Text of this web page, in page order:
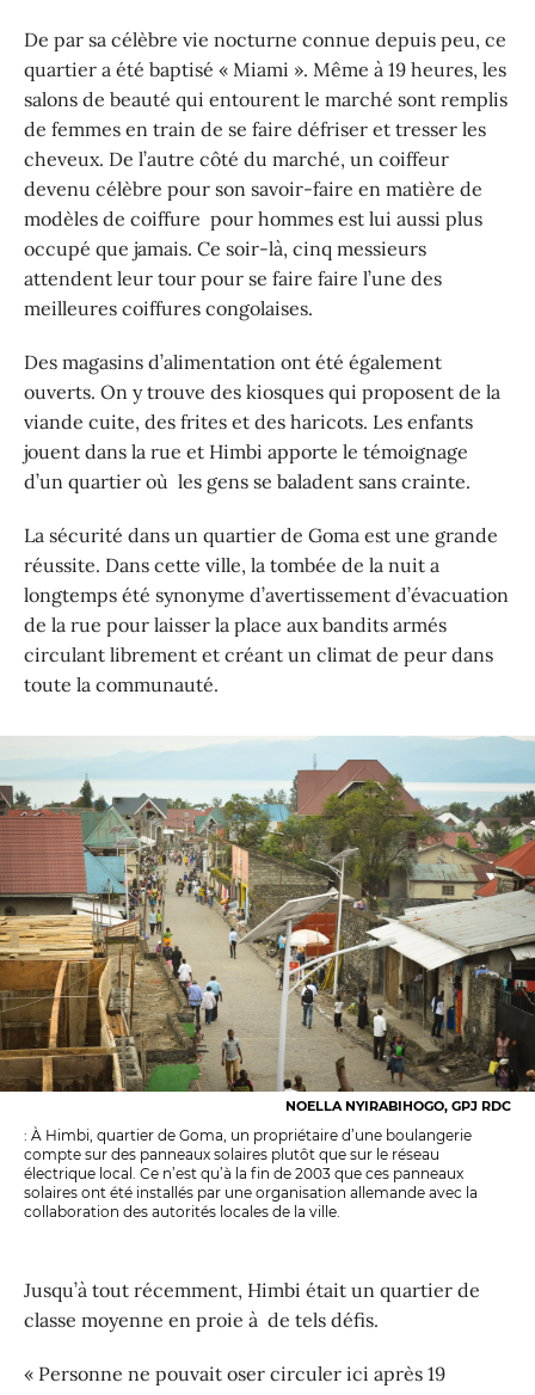
De par sa célèbre vie nocturne connue depuis peu, ce
quartier a été baptisé « Miami ». Même à 19 heures, les
salons de beauté qui entourent le marché sont remplis
de femmes en train de se faire défriser et tresser les
cheveux. De l’autre côté du marché, un coiffeur
devenu célèbre pour son savoir-faire en matière de
modèles de coiffure pour hommes est lui aussi plus
occupé que jamais. Ce soir-là, cinq messieurs
attendent leur tour pour se faire faire l’une des
meilleures coiffures congolaises.
Des magasins d’alimentation ont été également
ouverts. On y trouve des kiosques qui proposent de la
viande cuite, des frites et des haricots. Les enfants
jouent dans la rue et Himbi apporte le témoignage
d’un quartier où les gens se baladent sans crainte.
La sécurité dans un quartier de Goma est une grande
réussite. Dans cette ville, la tombée de la nuit a
longtemps été synonyme d’avertissement d’évacuation
de la rue pour laisser la place aux bandits armés
circulant librement et créant un climat de peur dans
toute la communauté.
NOELLA NYIRABIHOGO, GPJ RDC
: À Himbi, quartier de Goma, un propriétaire d’une boulangerie
compte sur des panneaux solaires plutôt que sur le réseau
électrique local. Ce n’est qu’à la fin de 2003 que ces panneaux
solaires ont été installés par une organisation allemande avec la
collaboration des autorités locales de la ville.
Jusqu’à tout récemment, Himbi était un quartier de
classe moyenne en proie à de tels défis.
« Personne ne pouvait oser circuler ici après 19